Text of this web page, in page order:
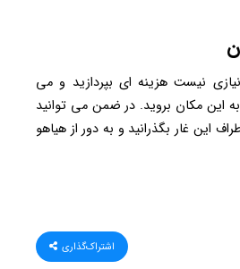
نیازی نیست هزینه ای بپردازید و می
این مکان بروید. در ضمن می توانید
این غار بگذرانید و به دور از هیاهو
اشتراک‌گذاری